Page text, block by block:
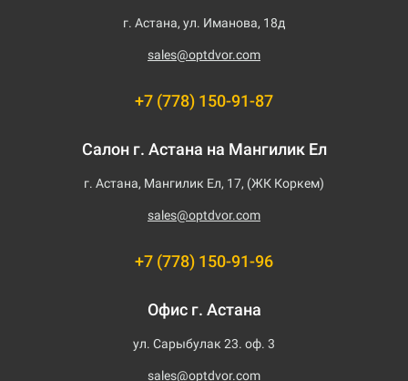
г. Астана, ул. Иманова, 18д
sales@optdvor.com
+7 (778) 150-91-87
Салон г. Астана на Мангилик Ел
г. Астана, Мангилик Ел, 17, (ЖК Коркем)
sales@optdvor.com
+7 (778) 150-91-96
Офис г. Астана
ул. Сарыбулак 23. оф. 3
sales@optdvor.com